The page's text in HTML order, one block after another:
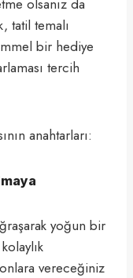
olsanız da
tatil temalı
bir hediye
tercih
anahtarları:
yoğun bir
vereceğiniz